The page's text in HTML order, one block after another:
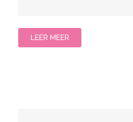
LEER MEER